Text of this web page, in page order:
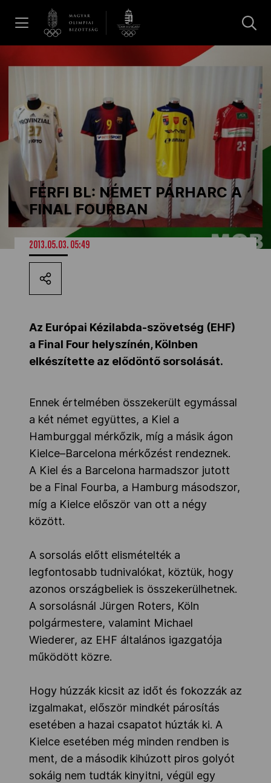
Hírek
Galéria
Dakar 2026
Los Angeles 2028
MOB
Kettőskarrier-program
NOB
OVEP
Adatbank
FÉRFI BL: NÉMET PÁRHARC A
FINAL FOURBAN
2013.05.03. 05:49
Az Európai Kézilabda-szövetség (EHF)
a Final Four helyszínén, Kölnben
elkészítette az elődöntő sorsolását.
Ennek értelmében összekerült egymással
a két német együttes, a Kiel a
Hamburggal mérkőzik, míg a másik ágon
Kielce–Barcelona mérkőzést rendeznek.
A Kiel és a Barcelona harmadszor jutott
be a Final Fourba, a Hamburg másodszor,
míg a Kielce először van ott a négy
között.
A sorsolás előtt elismételték a
legfontosabb tudnivalókat, köztük, hogy
azonos országbeliek is összekerülhetnek.
A sorsolásnál Jürgen Roters, Köln
polgármestere, valamint Michael
Wiederer, az EHF általános igazgatója
működött közre.
Hogy húzzák kicsit az időt és fokozzák az
izgalmakat, először mindkét párosítás
esetében a hazai csapatot húzták ki. A
Kielce esetében még minden rendben is
ment, de a második kihúzott piros golyót
sokáig nem tudták kinyitni, végül egy